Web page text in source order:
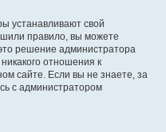
устанавливают свой
правило, вы можете
решение администратора
отношения к
сайте. Если вы не знаете, за
с администратором